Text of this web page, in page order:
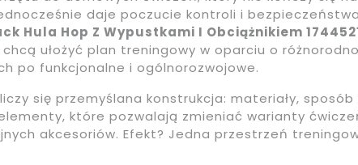
daje poczucie kontroli i
Hula Hop Z Wypustkami I Obciążnikiem
ułożyć plan treningowy w oparciu o
po funkcjonalne i ogólnorozwojowe.
się przemyślana konstrukcja: materiały,
które pozwalają zmieniać warianty
akcesoriów. Efekt? Jedna przestrzeń